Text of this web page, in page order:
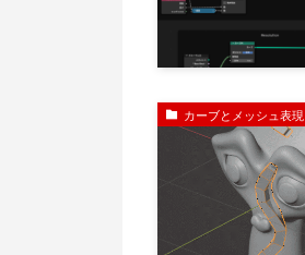
カーブとメッシュ表現